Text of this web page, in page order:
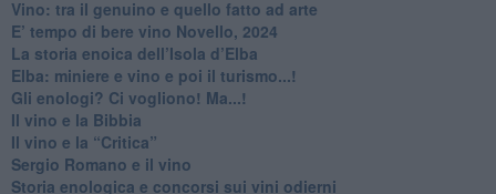
Vino: tra il genuino e quello fatto ad arte
E’ tempo di bere vino Novello, 2024
La storia enoica dell’Isola d’Elba
Elba: miniere e vino e poi il turismo...!
​Gli enologi? Ci vogliono! Ma...!
​Il vino e la Bibbia
​Il vino e la “Critica”
Sergio Romano e il vino
​Storia enologica e concorsi sui vini odierni